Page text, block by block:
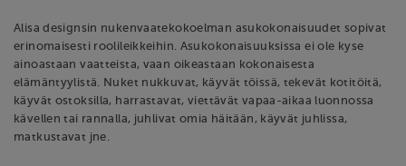
Alisa designsin nukenvaatekokoelman asukokonaisuudet sopivat
erinomaisesti roolileikkeihin. Asukokonaisuuksissa ei ole kyse
ainoastaan vaatteista, vaan oikeastaan kokonaisesta
elämäntyylistä. Nuket nukkuvat, käyvät töissä, tekevät kotitöitä,
käyvät ostoksilla, harrastavat, viettävät vapaa-aikaa luonnossa
kävellen tai rannalla, juhlivat omia häitään, käyvät juhlissa,
matkustavat jne.